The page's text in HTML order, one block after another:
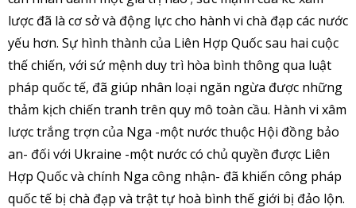
lược đã là cơ sở và động lực cho hành vi chà đạp các nước
yếu hơn. Sự hình thành của Liên Hợp Quốc sau hai cuộc
thế chiến, với sứ mệnh duy trì hòa bình thông qua luật
pháp quốc tế, đã giúp nhân loại ngăn ngừa được những
thảm kịch chiến tranh trên quy mô toàn cầu. Hành vi xâm
lược trắng trợn của Nga -một nước thuộc Hội đồng bảo
an- đối với Ukraine -một nước có chủ quyền được Liên
Hợp Quốc và chính Nga công nhận- đã khiến công pháp
quốc tế bị chà đạp và trật tự hoà bình thế giới bị đảo lộn.